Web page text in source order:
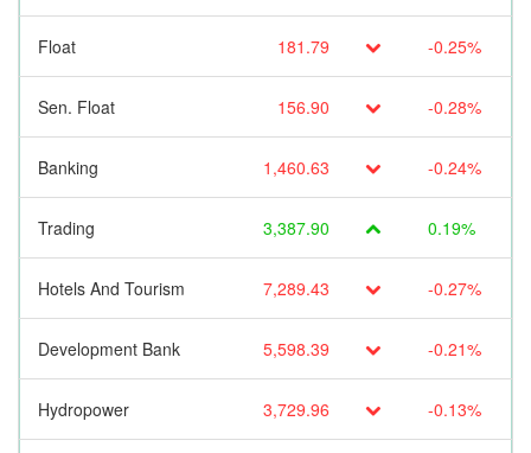
Float 181.79 -0.25%
Sen. Float 156.90 -0.28%
Banking 1,460.63 -0.24%
Trading 3,387.90 0.19%
Hotels And Tourism 7,289.43 -0.27%
Development Bank 5,598.39 -0.21%
Hydropower 3,729.96 -0.13%